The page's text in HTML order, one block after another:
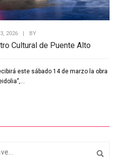
2026 BY
Cultural de Puente Alto
este sábado 14 de marzo la obra